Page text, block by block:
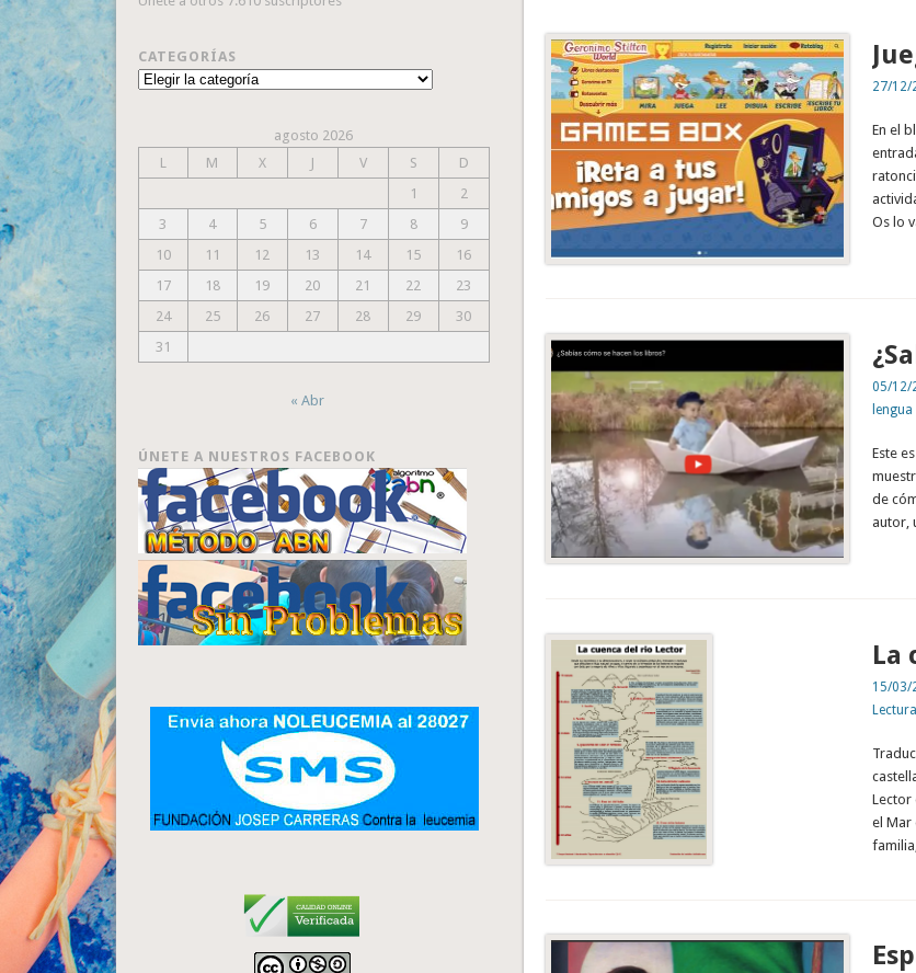
27/12/
En el
Os lo
05/12/
lengua
Este
de
autor,
La
15/03/
Lectura
Lector
el Mar
CATEGORÍAS
Categorías
agosto 2026
L
M X J V S
D
1
2
3
4 5 6 7 8
9
10
11 12 13 14 15
16
17
18 19 20 21 22
23
24
25 26 27 28 29
30
31
« Abr
ÚNETE A NUESTROS FACEBOOK